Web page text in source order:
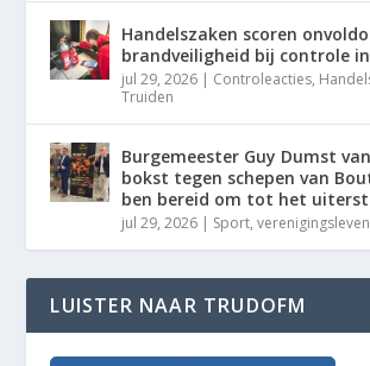
Handelszaken scoren
brandveiligheid bij controle
jul 29, 2026 | Controleacties,
Truiden
Burgemeester Guy Dumst
bokst tegen schepen van
ben bereid om tot het
jul 29, 2026 | Sport,verenigingsleven
LUISTER NAAR TRUDOFM